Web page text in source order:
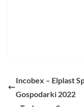
Incobex – Elplast
Gospodarki 2022